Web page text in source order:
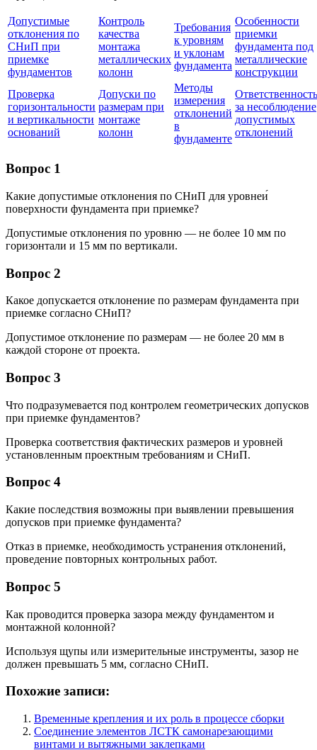
Допустимые
отклонения по
СНиП при
приемке
фундаментов
Контроль
качества
монтажа
металлических
колонн
Требования
к уровням
и уклонам
фундамента
Особенности
приемки
фундамента под
металлические
конструкции
Проверка
горизонтальности
и вертикальности
оснований
Допуски по
размерам при
монтаже
колонн
Методы
измерения
отклонений
в
фундаменте
Ответственность
за несоблюдение
допустимых
отклонений
Вопрос 1
Какие допустимые отклонения по СНиП для уровнеи́
поверхности фундамента при приемке?
Допустимые отклонения по уровню — не более 10 мм по
горизонтали и 15 мм по вертикали.
Вопрос 2
Какое допускается отклонение по размерам фундамента при
приемке согласно СНиП?
Допустимое отклонение по размерам — не более 20 мм в
каждой стороне от проекта.
Вопрос 3
Что подразумевается под контролем геометрических допусков
при приемке фундаментов?
Проверка соответствия фактических размеров и уровней
установленным проектным требованиям и СНиП.
Вопрос 4
Какие последствия возможны при выявлении превышения
допусков при приемке фундамента?
Отказ в приемке, необходимость устранения отклонений,
проведение повторных контрольных работ.
Вопрос 5
Как проводится проверка зазора между фундаментом и
монтажной колонной?
Используя щупы или измерительные инструменты, зазор не
должен превышать 5 мм, согласно СНиП.
Похожие записи:
Временные крепления и их роль в процессе сборки
Соединение элементов ЛСТК самонарезающими
винтами и вытяжными заклепками